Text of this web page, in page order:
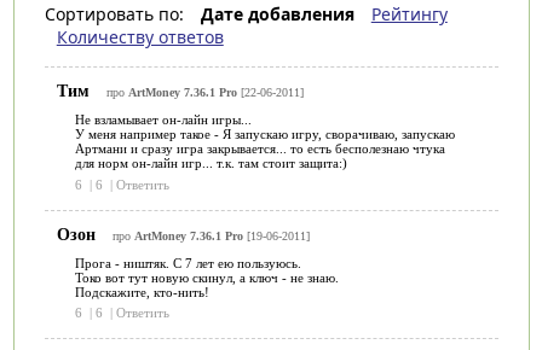
Сортировать по: Дате добавления
Рейтингу
Количеству ответов
Тим про ArtMoney 7.36.1 Pro[22-06-2011]
Не взламывает он-лайн игры...
У меня например такое - Я запускаю игру, сворачиваю, запускаю
Артмани и сразу игра закрывается... то есть бесполезнаю чтука
для норм он-лайн игр... т.к. там стоит защита:)
6
| 6 | Ответить
Озон про ArtMoney 7.36.1 Pro[19-06-2011]
Прога - ништяк. С 7 лет ею пользуюсь.
Токо вот тут новую скинул, а ключ - не знаю.
Подскажите, кто-нить!
6
| 6 | Ответить